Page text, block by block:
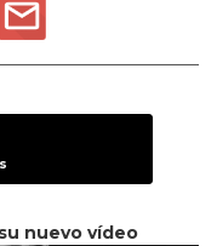
nuevo vídeo